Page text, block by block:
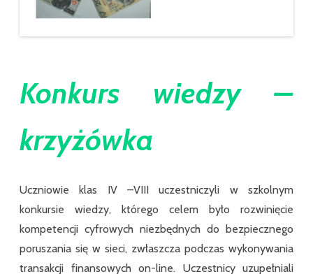
Konkurs wiedzy –
krzyżówka
Uczniowie klas IV –VIII uczestniczyli w szkolnym
konkursie wiedzy, którego celem było rozwinięcie
kompetencji cyfrowych niezbędnych do bezpiecznego
poruszania się w sieci, zwłaszcza podczas wykonywania
transakcji finansowych on-line. Uczestnicy uzupełniali